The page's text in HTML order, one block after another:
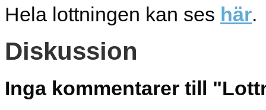
Hela lottningen kan ses här.
Diskussion
Inga kommentarer till